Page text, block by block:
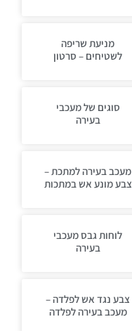
מניעת שריפה
לשטיחים – סרטון
סוגים של מעכבי
בעירה
מעכב בעירה למתכת –
צבע מונע אש במתכות
לוחות גבס מעכבי
בעירה
צבע נגד אש לפלדה –
מעכב בעירה לפלדה